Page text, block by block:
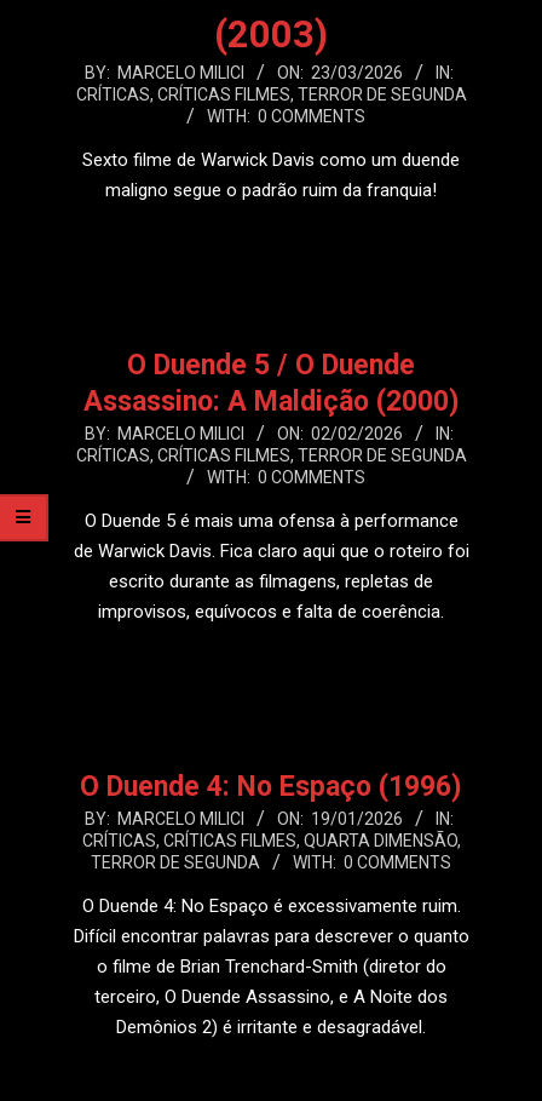
(2003)
2026-
03-
BY: MARCELO MILICI ON: 23/03/2026
IN:
CRÍTICAS, CRÍTICAS FILMES, TERROR DE SEGUNDA
WITH: 0 COMMENTS
Sexto filme de Warwick Davis como um duende
maligno segue o padrão ruim da franquia!
O Duende 5 / O Duende
Assassino: A Maldição (2000)
2026-
02-
BY: MARCELO MILICI ON: 02/02/2026
IN:
CRÍTICAS, CRÍTICAS FILMES, TERROR DE SEGUNDA
WITH: 0 COMMENTS
O Duende 5 é mais uma ofensa à performance
de Warwick Davis. Fica claro aqui que o roteiro foi
escrito durante as filmagens, repletas de
improvisos, equívocos e falta de coerência.
O Duende 4: No Espaço (1996)
2026-
01-
BY: MARCELO MILICI ON: 19/01/2026
IN:
CRÍTICAS, CRÍTICAS FILMES, QUARTA DIMENSÃO,
TERROR DE SEGUNDA
WITH: 0 COMMENTS
O Duende 4: No Espaço é excessivamente ruim.
Difícil encontrar palavras para descrever o quanto
o filme de Brian Trenchard-Smith (diretor do
terceiro, O Duende Assassino, e A Noite dos
Demônios 2) é irritante e desagradável.